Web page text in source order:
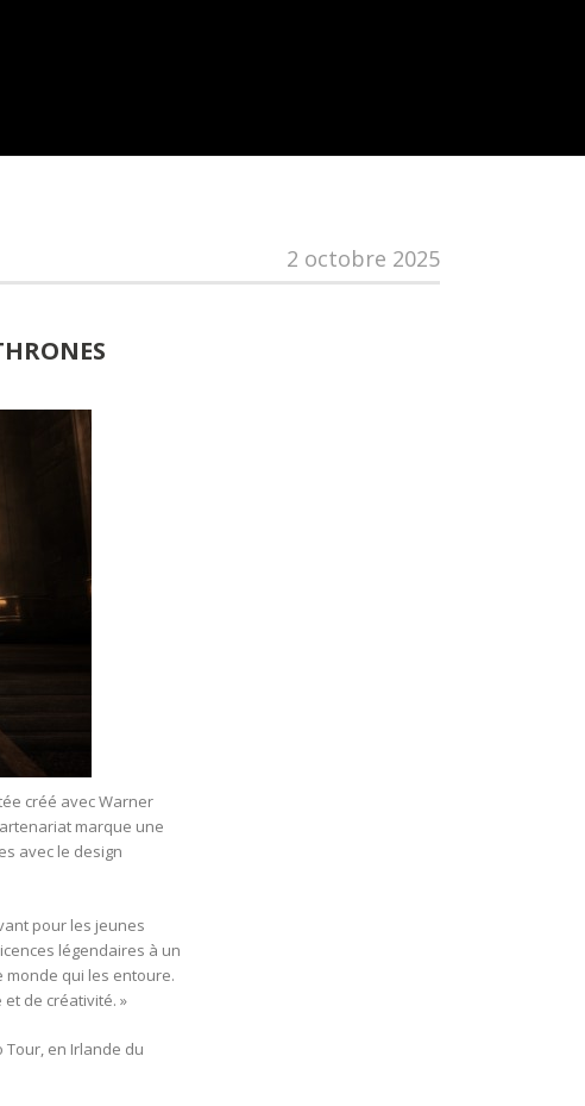
2 octobre 2025
créé avec Warner
marque une
avec le design
pour les jeunes
légendaires à un
monde qui les entoure.
et de créativité. »
Tour, en Irlande du